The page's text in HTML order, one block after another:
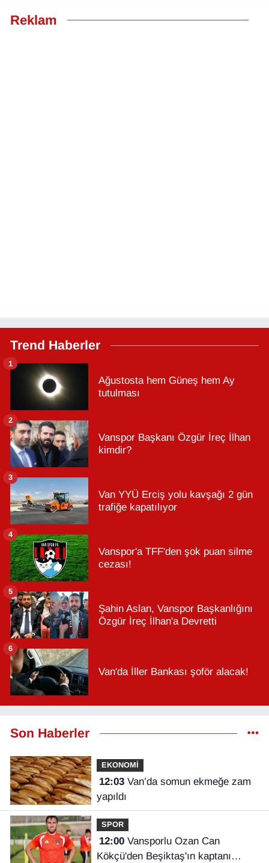
Reklam
Trend Haberler
Ağustosta hem Güneş hem Ay
tutulması
1
Vanspor Başkanı Özgür İreç İlhan
kimdir?
2
Van YYÜ Erciş yolu kavşağı 2 gün
trafiğe kapatılıyor
3
Vanspor'a TFF'den şok puan silme
cezası!
4
Şahin Aslan, Vanspor Başkanlığını
Özgür İreç İlhan'a Devretti
5
Van'da İller Bankası şoför alacak!
6
Son Haberler
EKONOMİ
12:03Van’da somun ekmeğe zam
yapıldı
SPOR
12:00Vansporlu Ozan Can
Kökçü'den Beşiktaş'ın kaptanı